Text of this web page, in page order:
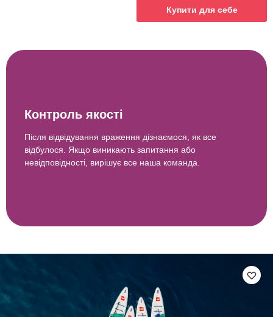
Купити для себе
Контроль якості
Після відвідування враження дізнаємося, як все
відбулося. Якщо виникають запитання або
невідповідності, вирішує все наша команда.